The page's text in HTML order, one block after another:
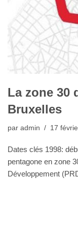
La zone 30
Bruxelles
par admin 17
Dates clés 1998:
pentagone en zone
Développement